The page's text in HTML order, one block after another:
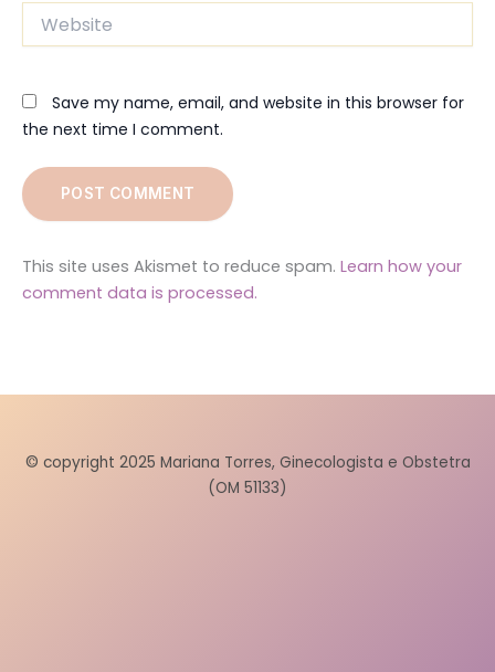
Website
Save my name, email, and website in this browser for
the next time I comment.
This site uses Akismet to reduce spam. Learn how your
comment data is processed.
© copyright 2025 Mariana Torres, Ginecologista e Obstetra
(OM 51133)